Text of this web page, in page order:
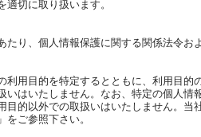
切に取り扱います。
たり、個人情報保護に関する関係法令お
利用目的を特定するとともに、利用目的
いはいたしません。なお、特定の個人情
目的以外での取扱いはいたしません。当
をご参照下さい。